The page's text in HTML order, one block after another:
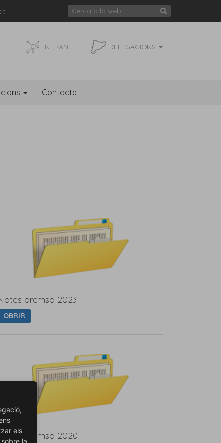
DELEGACIONS
INTRANET
Contacta
premsa 2023
OBRIR
premsa 2020
els
la